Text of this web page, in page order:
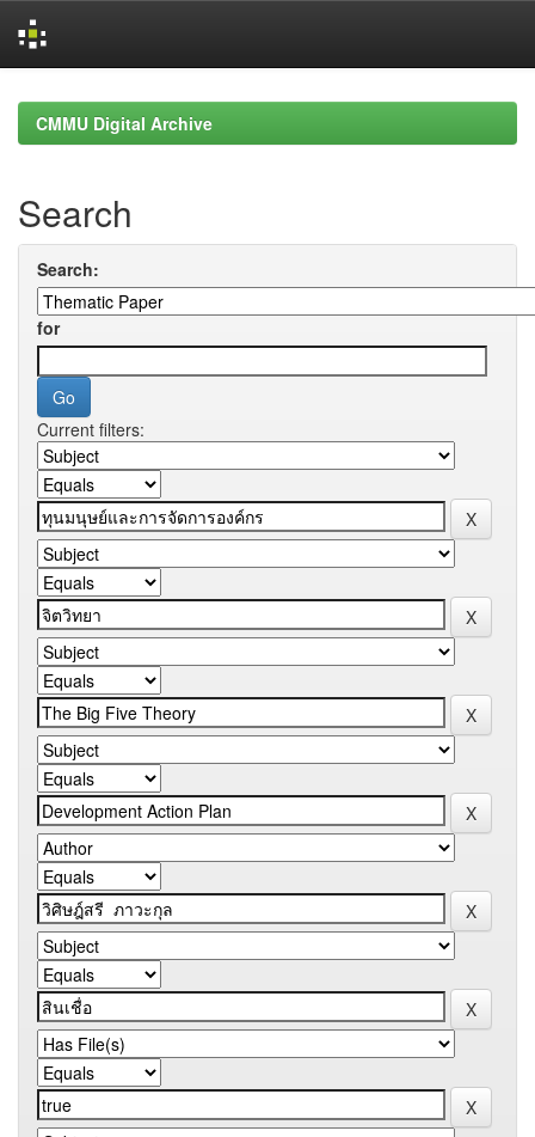
navigationCMMU Digital Archive
Search
Search:
for
Current filters: